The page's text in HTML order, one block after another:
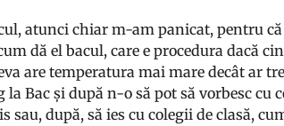
atunci chiar m-am panicat, pentru
dă el bacul, care e procedura dacă
are temperatura mai mare decât ar
la Bac și după n-o să pot să vorbesc
sau, după, să ies cu colegii de clasă,